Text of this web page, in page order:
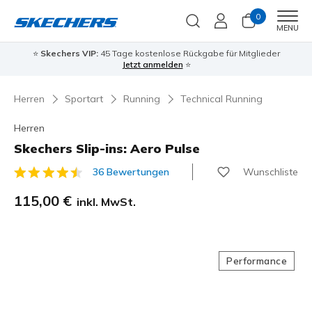
0
MENU
⭐ Skechers VIP:45 Tage kostenlose Rückgabe für Mitglieder
Jetzt anmelden ⭐
Herren Sportart Running Technical Running
Herren
Skechers Slip-ins: Aero Pulse
4,5 von 5 Kundenbewertungen
36 Bewertungen Wunschliste
115,00 € inkl. MwSt.
Performance